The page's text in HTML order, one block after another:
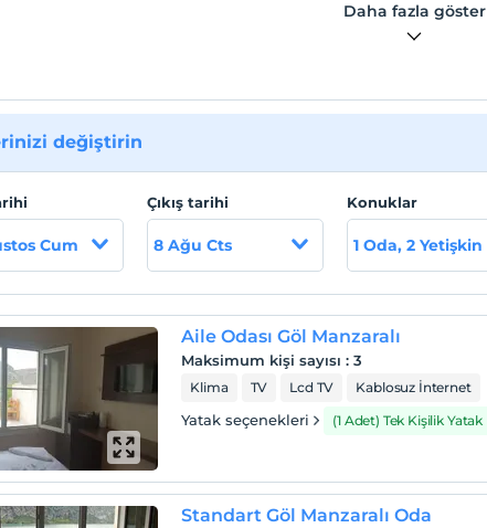
Daha fazla göster
değiştirin
Cum
Çıkış tarihi
8 Ağu Cts
Konuklar
1 Oda, 2 Yetişkin
Aile Odası Göl Manzaralı
Maksimum kişi sayısı :3
Klima TV Lcd TV Kablosuz İnternet
Yatak seçenekleri (1 Adet) Tek Kişilik Yatak
Standart Göl Manzaralı Oda